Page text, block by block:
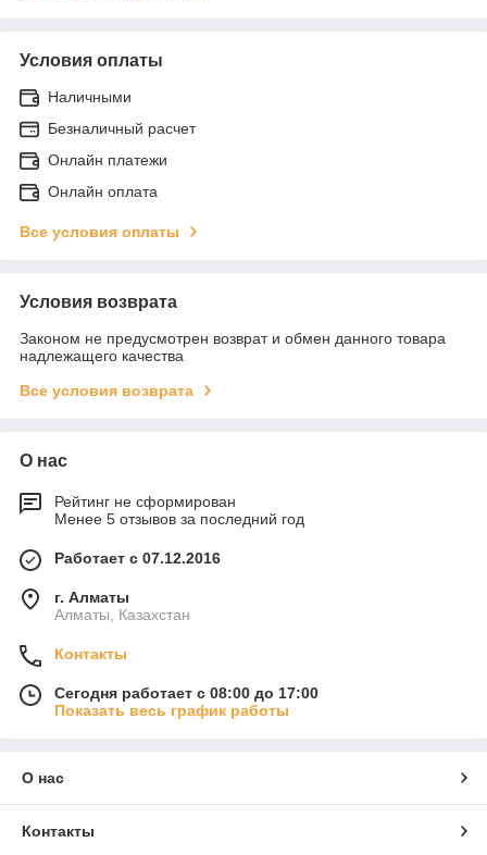
Условия оплаты
Наличными
Безналичный расчет
Онлайн платежи
Онлайн оплата
Все условия оплаты
Условия возврата
Законом не предусмотрен возврат и обмен данного товара
надлежащего качества
Все условия возврата
О нас
Рейтинг не сформирован
Менее 5 отзывов за последний год
Работает с 07.12.2016
г. Алматы
Алматы, Казахстан
Контакты
Сегодня работает с 08:00 до 17:00
Показать весь график работы
О нас
Контакты